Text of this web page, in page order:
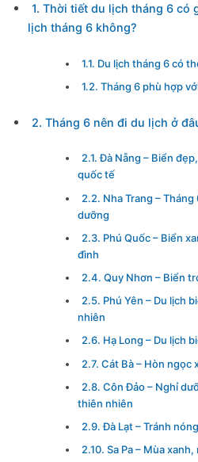
1. Thời tiết du lịch tháng 6 có
lịch tháng 6 không?
1.1. Du lịch tháng 6 có
1.2. Tháng 6 phù hợp
2. Tháng 6 nên đi du lịch ở
2.1. Đà Nẵng – Biển
quốc tế
2.2. Nha Trang –
dưỡng
2.3. Phú Quốc – Biển
đình
2.4. Quy Nhơn – Biển
2.5. Phú Yên – Du lịch
nhiên
2.6. Hạ Long – Du lịch
2.7. Cát Bà – Hòn ngọc
2.8. Côn Đảo – Nghỉ
thiên nhiên
2.9. Đà Lạt – Tránh
2.10. Sa Pa – Mùa